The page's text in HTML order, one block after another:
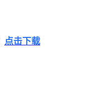
点击下载